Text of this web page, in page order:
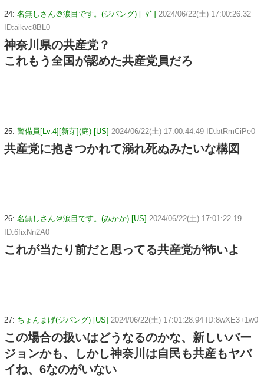
24: 名無しさん＠涙目です。(ジパング) [ﾆﾀﾞ] 2024/06/22(土) 17:00:26.32
ID:aikvc8BL0
神奈川県の共産党？
これもう全国が認めた共産党員だろ
25: 警備員[Lv.4][新芽](庭) [US] 2024/06/22(土) 17:00:44.49 ID:btRmCiPe0
共産党に抱きつかれて溺れ死ぬみたいな構図
26: 名無しさん＠涙目です。(みかか) [US] 2024/06/22(土) 17:01:22.19
ID:6fixNn2A0
これが当たり前だと思ってる共産党が怖いよ
27: ちょんまげ(ジパング) [US] 2024/06/22(土) 17:01:28.94 ID:8wXE3+1w0
この場合の扱いはどうなるのかな、新しいバー
ジョンかも、しかし神奈川は自民も共産もヤバ
イね、6なのがいない